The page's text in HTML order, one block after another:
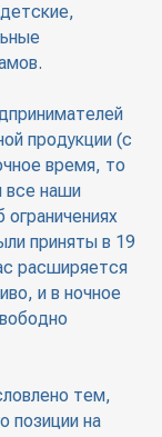
продукции (с
время, то
все наши
приняты в 19
расширяется
и в ночное
тем,
позиции на